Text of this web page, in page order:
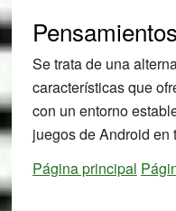
Se trata de una
características que
con un entorno
juegos de Android en
Página principal